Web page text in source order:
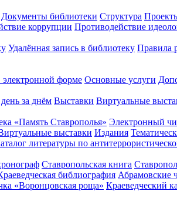
Документы библиотеки Структура
коррупции Противодействие
Удалённая запись в библиотеку Правила
электронной форме Основные услуги
за днём Выставки Виртуальные
«Память Ставрополья» Электронный
выставки Издания
литературы по
Ставропольская книга
библиография Абрамовские
«Воронцовская роща» Краеведческий